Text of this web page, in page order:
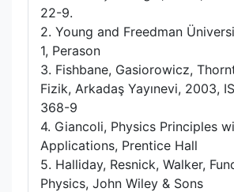
22-9.
2. Young and Freedman
1, Perason
3. Fishbane, Gasiorowicz,
Fizik, Arkadaş Yayınevi, 2003,
368-9
4. Giancoli, Physics Principles
Applications, Prentice Hall
5. Halliday, Resnick, Walker,
Physics, John Wiley & Sons